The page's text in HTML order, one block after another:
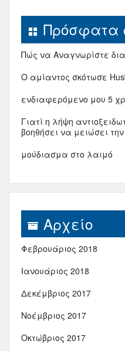
Πρόσφατα
Πώς να Αναγνωρίστε
Ο αμίαντος σκότωσε
ενδιαφερόμενο μου 5
Γιατί η λήψη
βοηθήσει να μειώσει
μούδιασμα στο λαιμό
Αρχείο
Φεβρουάριος 2018
Ιανουάριος 2018
Δεκέμβριος 2017
Νοέμβριος 2017
Οκτώβριος 2017